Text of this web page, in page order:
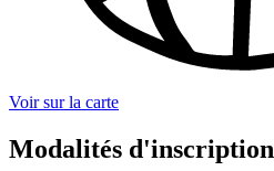
Voir sur la carte
Modalités d'inscription